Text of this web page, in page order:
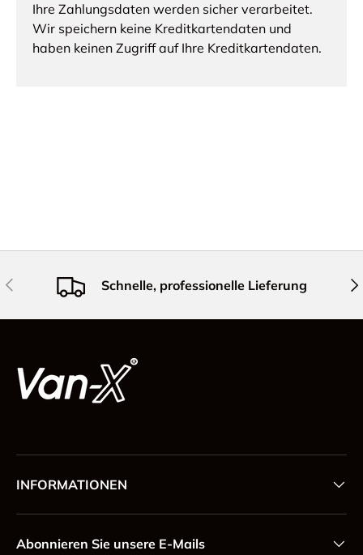
Ihre Zahlungsdaten werden sicher verarbeitet.
Wir speichern keine Kreditkartendaten und
haben keinen Zugriff auf Ihre Kreditkartendaten.
Vorherige Schnelle, professionelle Lieferung
INFORMATIONEN
Abonnieren Sie unsere E-Mails